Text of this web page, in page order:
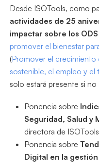
Desde ISOTools, como
actividades de 25
impactar sobre los
promover el bienestar
(Promover el
sostenible, el empleo y
solo estará presente si
Ponencia sobre
Seguridad, Salud y
directora de
Ponencia sobre
Digital en la gestión